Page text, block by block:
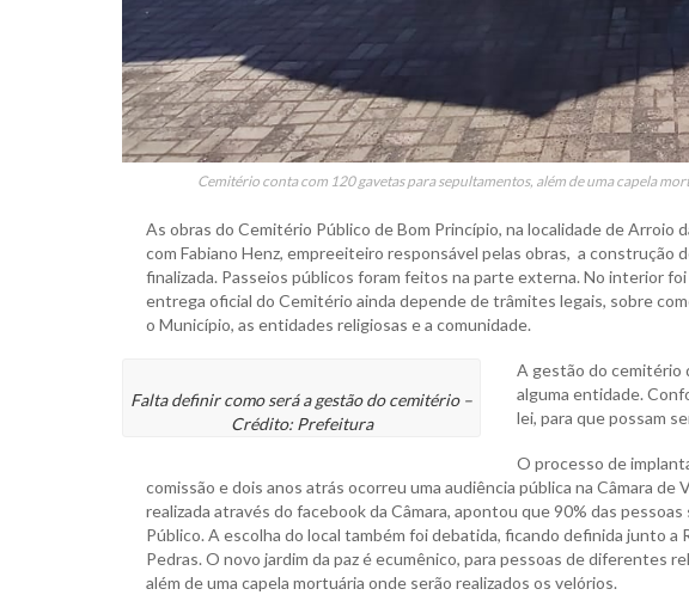
Cemitério conta com 120 gavetas para sepultamentos, além de uma capela
As obras do Cemitério Público de Bom Princípio, na localidade de Arroio
com Fabiano Henz, empreeiteiro responsável pelas obras, a construção
finalizada. Passeios públicos foram feitos na parte externa. No interior
entrega oficial do Cemitério ainda depende de trâmites legais, sobre
o Município, as entidades religiosas e a comunidade.
Falta definir como será a gestão do cemitério –
Crédito: Prefeitura
A gestão do cemitério
alguma entidade.
lei, para que possam
O processo de
comissão e dois anos atrás ocorreu uma audiência pública na Câmara
realizada através do facebook da Câmara, apontou que 90% das
Público. A escolha do local também foi debatida, ficando definida junto a
Pedras. O novo jardim da paz é ecumênico, para pessoas de diferentes
além de uma capela mortuária onde serão realizados os velórios.